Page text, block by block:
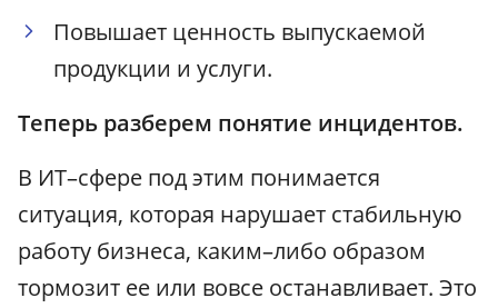
Повышает ценность выпускаемой
продукции и услуги.
Теперь разберем понятие инцидентов.
В ИТ–сфере под этим понимается
ситуация, которая нарушает стабильную
работу бизнеса, каким–либо образом
тормозит ее или вовсе останавливает. Это